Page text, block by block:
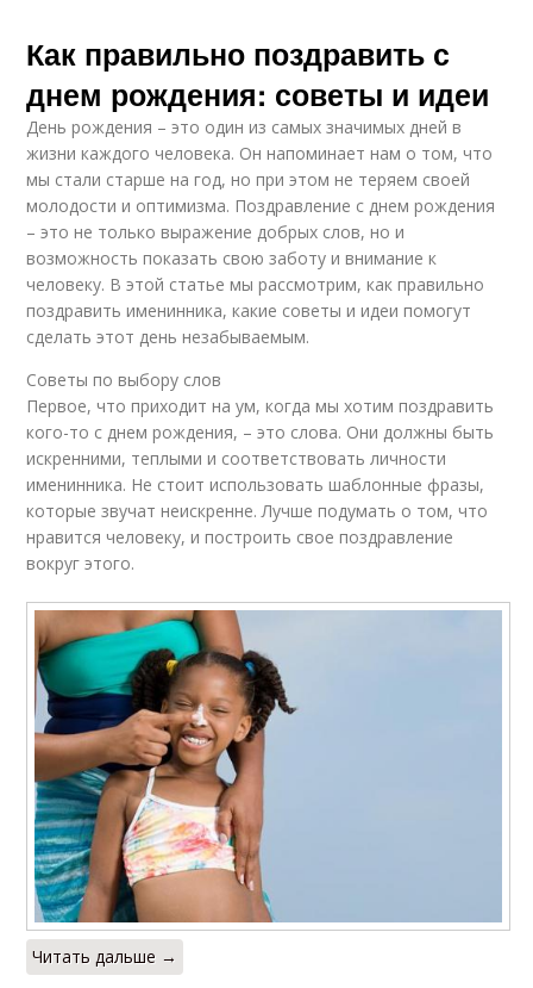
Как правильно поздравить с
днем рождения: советы и идеи
День рождения – это один из самых значимых дней в
жизни каждого человека. Он напоминает нам о том, что
мы стали старше на год, но при этом не теряем своей
молодости и оптимизма. Поздравление с днем рождения
– это не только выражение добрых слов, но и
возможность показать свою заботу и внимание к
человеку. В этой статье мы рассмотрим, как правильно
поздравить именинника, какие советы и идеи помогут
сделать этот день незабываемым.
Советы по выбору слов
Первое, что приходит на ум, когда мы хотим поздравить
кого-то с днем рождения, – это слова. Они должны быть
искренними, теплыми и соответствовать личности
именинника. Не стоит использовать шаблонные фразы,
которые звучат неискренне. Лучше подумать о том, что
нравится человеку, и построить свое поздравление
вокруг этого.
Читать дальше →